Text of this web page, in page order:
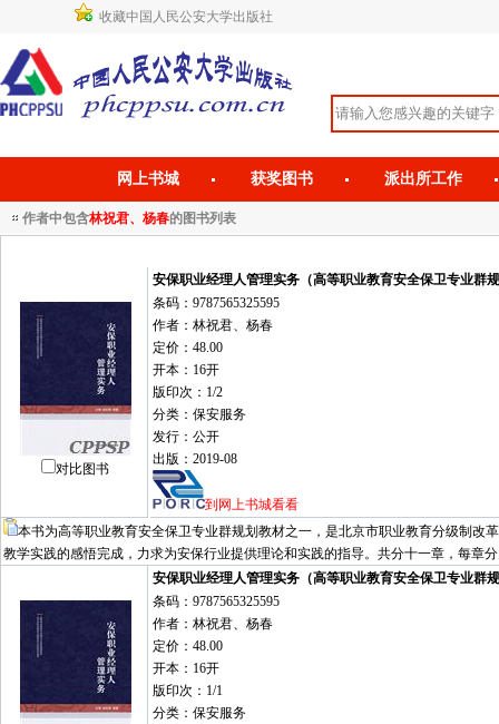
收藏中国人民公安大学出版社
网上书城 获奖图书 派出所工作
作者中包含林祝君、杨春的图书列表
对比图书
安保职业经理人管理实务（高等职业教育安全保卫专业群
条码：9787565325595
作者：林祝君、杨春
定价：48.00
开本：16开
版印次：1/2
分类：保安服务
发行：公开
出版：2019-08
到网上书城看看
本书为高等职业教育安全保卫专业群规划教材之一，是北京市职业教育分级制
教学实践的感悟完成，力求为安保行业提供理论和实践的指导。共分十一章，每章
安保职业经理人管理实务（高等职业教育安全保卫专业群
条码：9787565325595
作者：林祝君、杨春
定价：48.00
开本：16开
版印次：1/1
分类：保安服务